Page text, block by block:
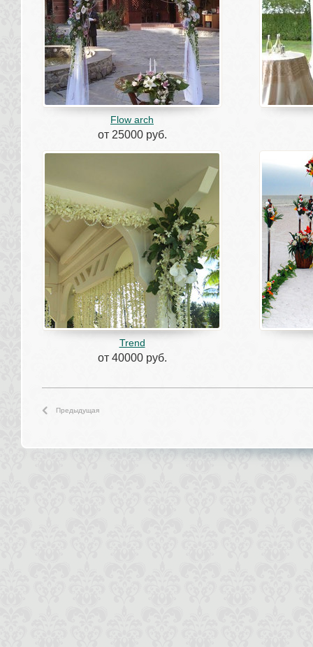
Flow arch
от 25000 руб.
Trend
от 40000 руб.
Предыдущая